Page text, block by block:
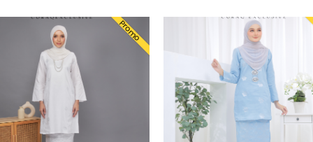
Promo